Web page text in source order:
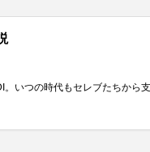
いつの時代もセレブたちから